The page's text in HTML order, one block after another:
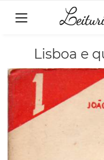
Lisboa e